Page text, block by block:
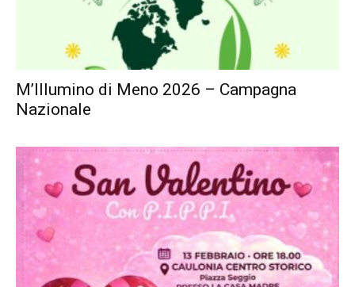
M’Illumino di Meno 2026 – Campagna
Nazionale